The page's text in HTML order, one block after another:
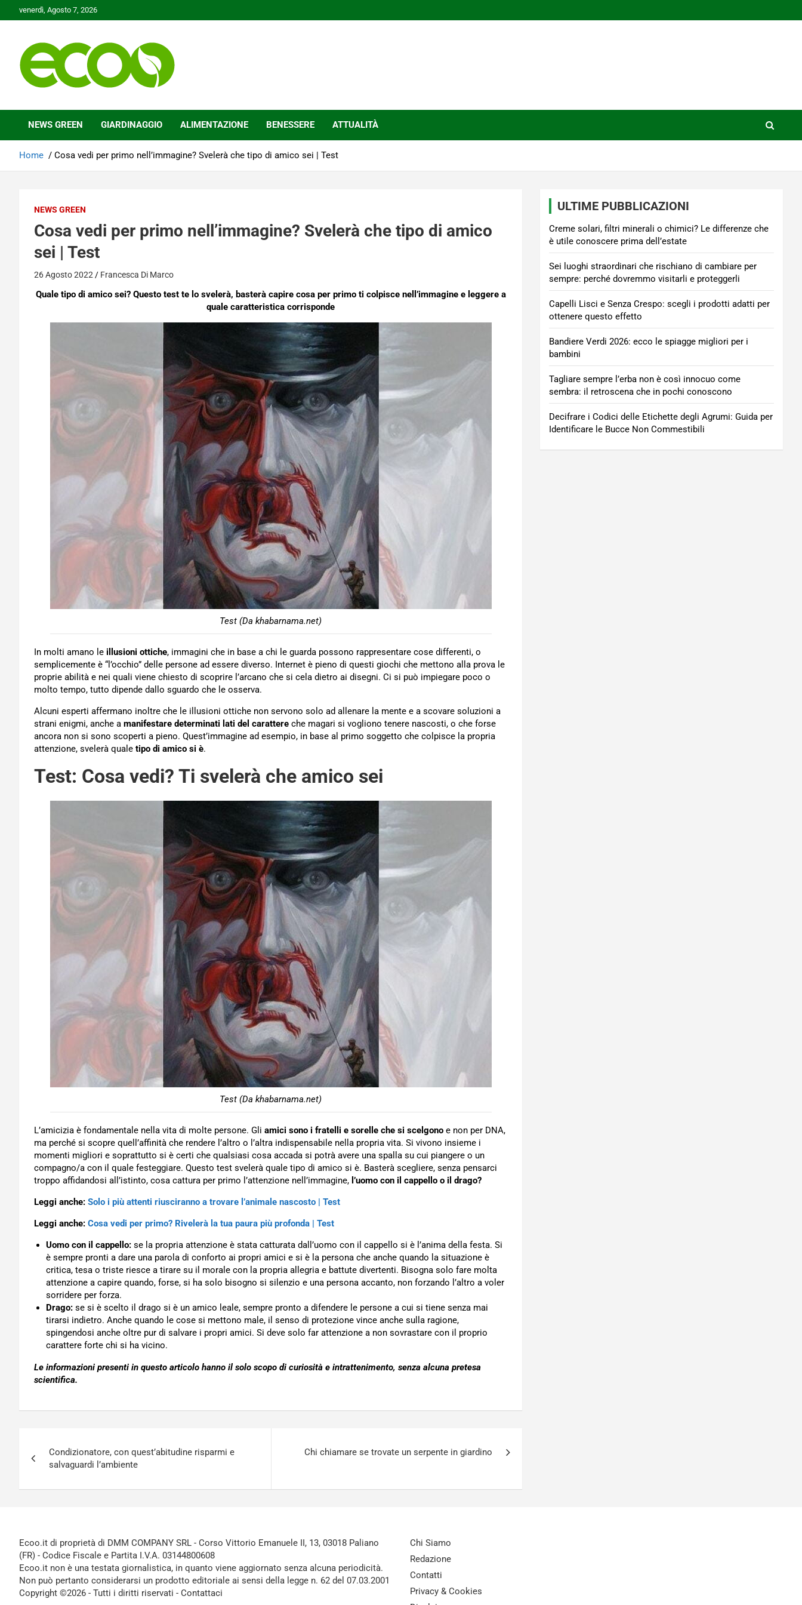
to
venerdì, Agosto 7, 2026
Ecoo.it
NEWS GREEN GIARDINAGGIO ALIMENTAZIONE BENESSERE ATTUALITÀ
Home Cosa vedi per primo nell’immagine? Svelerà che tipo di amico sei | Test
NEWS GREEN
Cosa vedi per primo nell’immagine? Svelerà che tipo di amico
sei | Test
26 Agosto 2022 Francesca Di Marco
Quale tipo di amico sei? Questo test te lo svelerà, basterà capire cosa per primo ti colpisce nell’immagine e leggere a
quale caratteristica corrisponde
Test (Da khabarnama.net)
In molti amano le illusioni ottiche, immagini che in base a chi le guarda possono rappresentare cose differenti, o
semplicemente è “l’occhio” delle persone ad essere diverso. Internet è pieno di questi giochi che mettono alla prova le
proprie abilità e nei quali viene chiesto di scoprire l’arcano che si cela dietro ai disegni. Ci si può impiegare poco o
molto tempo, tutto dipende dallo sguardo che le osserva.
Alcuni esperti affermano inoltre che le illusioni ottiche non servono solo ad allenare la mente e a scovare soluzioni a
strani enigmi, anche a manifestare determinati lati del carattere che magari si vogliono tenere nascosti, o che forse
ancora non si sono scoperti a pieno. Quest’immagine ad esempio, in base al primo soggetto che colpisce la propria
attenzione, svelerà quale tipo di amico si è.
Test: Cosa vedi? Ti svelerà che amico sei
Test (Da khabarnama.net)
L’amicizia è fondamentale nella vita di molte persone. Gli amici sono i fratelli e sorelle che si scelgono e non per DNA,
ma perché si scopre quell’affinità che rendere l’altro o l’altra indispensabile nella propria vita. Si vivono insieme i
momenti migliori e soprattutto si è certi che qualsiasi cosa accada si potrà avere una spalla su cui piangere o un
compagno/a con il quale festeggiare. Questo test svelerà quale tipo di amico si è. Basterà scegliere, senza pensarci
troppo affidandosi all’istinto, cosa cattura per primo l’attenzione nell’immagine, l’uomo con il cappello o il drago?
Leggi anche: Solo i più attenti riusciranno a trovare l’animale nascosto | Test
Leggi anche: Cosa vedi per primo? Rivelerà la tua paura più profonda | Test
Uomo con il cappello: se la propria attenzione è stata catturata dall’uomo con il cappello si è l’anima della festa. Si
è sempre pronti a dare una parola di conforto ai propri amici e si è la persona che anche quando la situazione è
critica, tesa o triste riesce a tirare su il morale con la propria allegria e battute divertenti. Bisogna solo fare molta
attenzione a capire quando, forse, si ha solo bisogno si silenzio e una persona accanto, non forzando l’altro a voler
sorridere per forza.
Drago: se si è scelto il drago si è un amico leale, sempre pronto a difendere le persone a cui si tiene senza mai
tirarsi indietro. Anche quando le cose si mettono male, il senso di protezione vince anche sulla ragione,
spingendosi anche oltre pur di salvare i propri amici. Si deve solo far attenzione a non sovrastare con il proprio
carattere forte chi si ha vicino.
Le informazioni presenti in questo articolo hanno il solo scopo di curiosità e intrattenimento, senza alcuna pretesa
scientifica.
articoli
Condizionatore, con quest’abitudine risparmi e
salvaguardi l’ambiente
Chi chiamare se trovate un serpente in giardino
ULTIME PUBBLICAZIONI
Creme solari, filtri minerali o chimici? Le differenze che
è utile conoscere prima dell’estate
Sei luoghi straordinari che rischiano di cambiare per
sempre: perché dovremmo visitarli e proteggerli
Capelli Lisci e Senza Crespo: scegli i prodotti adatti per
ottenere questo effetto
Bandiere Verdi 2026: ecco le spiagge migliori per i
bambini
Tagliare sempre l’erba non è così innocuo come
sembra: il retroscena che in pochi conoscono
Decifrare i Codici delle Etichette degli Agrumi: Guida per
Identificare le Bucce Non Commestibili
Ecoo.it di proprietà di DMM COMPANY SRL - Corso Vittorio Emanuele II, 13, 03018 Paliano
(FR) - Codice Fiscale e Partita I.V.A. 03144800608
Ecoo.it non è una testata giornalistica, in quanto viene aggiornato senza alcuna periodicità.
Non può pertanto considerarsi un prodotto editoriale ai sensi della legge n. 62 del 07.03.2001
Copyright ©2026 - Tutti i diritti riservati - Contattaci
Chi Siamo
Redazione
Contatti
Privacy & Cookies